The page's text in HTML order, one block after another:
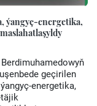
ýangyç-energetika,
geçirilen
energetika,
täjik